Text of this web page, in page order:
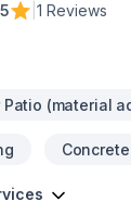
5
1 Reviews
(material